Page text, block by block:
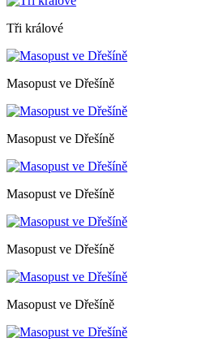
Tři králové
Masopust ve Dřešíně
Masopust ve Dřešíně
Masopust ve Dřešíně
Masopust ve Dřešíně
Masopust ve Dřešíně